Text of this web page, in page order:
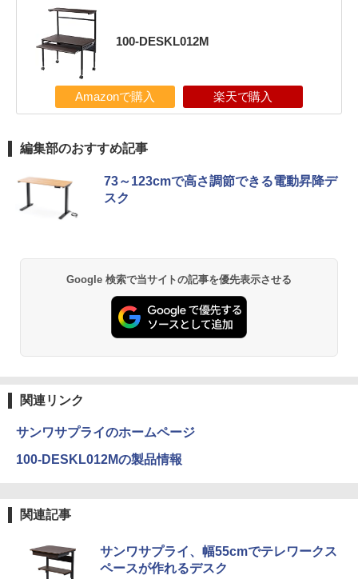
100-DESKL012M
Amazonで購入 楽天で購入
編集部のおすすめ記事
73～123cmで高さ調節できる電動昇降デ
スク
Google 検索で当サイトの記事を優先表示させる
関連リンク
サンワサプライのホームページ
100-DESKL012Mの製品情報
関連記事
サンワサプライ、幅55cmでテレワークス
ペースが作れるデスク